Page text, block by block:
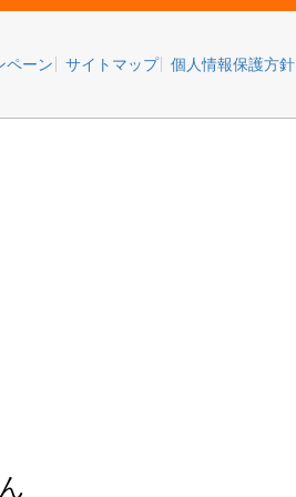
ペーン サイトマップ 個人情報保護方針